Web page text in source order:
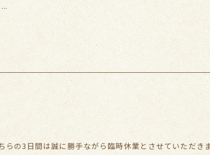
3日間は誠に勝手ながら臨時休業とさせていただき